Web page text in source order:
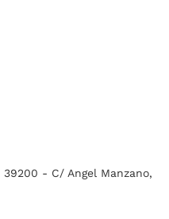
- C/ Angel Manzano,